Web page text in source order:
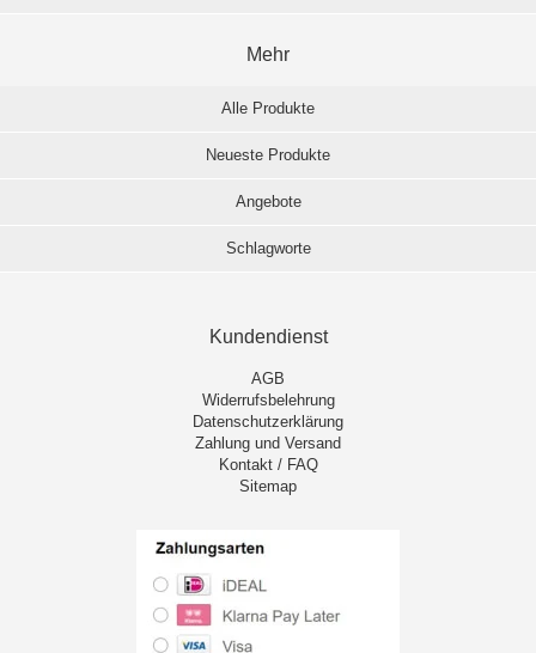
Mehr
Alle Produkte
Neueste Produkte
Angebote
Schlagworte
Kundendienst
AGB
Widerrufsbelehrung
Datenschutzerklärung
Zahlung und Versand
Kontakt / FAQ
Sitemap